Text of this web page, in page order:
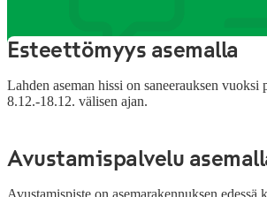
Esteettömyys asemalla
Lahden aseman hissi on saneerauksen vuoksi
8.12.-18.12. välisen ajan.
Avustamispalvelu
Avustamispiste on asemarakennuksen edessä